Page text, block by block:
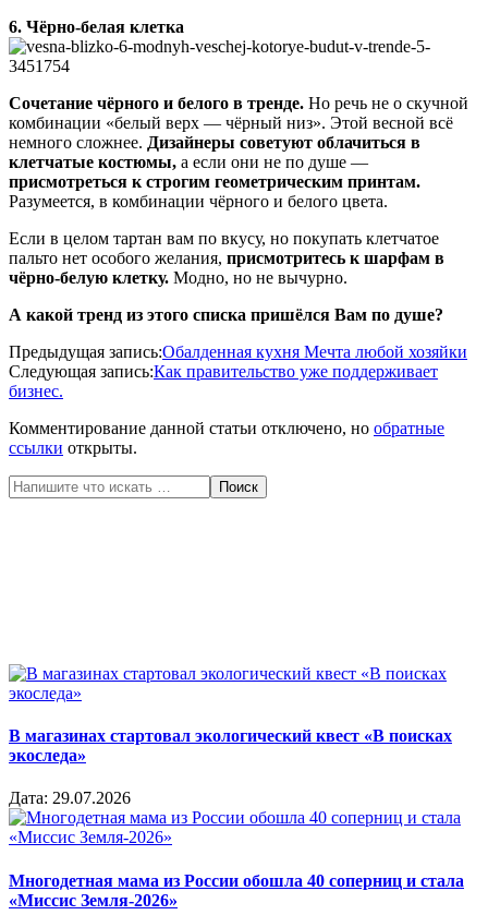
6. Чёрно-белая клетка
Сочетание чёрного и белого в тренде. Но речь не о скучной
комбинации «белый верх — чёрный низ». Этой весной всё
немного сложнее. Дизайнеры советуют облачиться в
клетчатые костюмы, а если они не по душе —
присмотреться к строгим геометрическим принтам.
Разумеется, в комбинации чёрного и белого цвета.
Если в целом тартан вам по вкусу, но покупать клетчатое
пальто нет особого желания, присмотритесь к шарфам в
чёрно-белую клетку. Модно, но не вычурно.
А какой тренд из этого списка пришёлся Вам по душе?
2020-
05-
11
Предыдущая запись:Обалденная кухня Мечта любой хозяйки
Следующая запись:Как правительство уже поддерживает
бизнес.
Комментирование данной статьи отключено, но обратные
ссылки открыты.
Поиск
В магазинах стартовал экологический квест «В поисках
экоследа»
Дата: 29.07.2026
Многодетная мама из России обошла 40 соперниц и стала
«Миссис Земля-2026»